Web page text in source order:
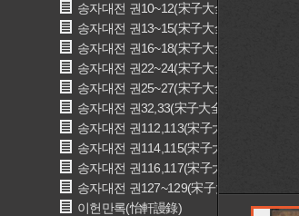
송자대전 권10~12(宋子大全 卷10~12)
송자대전 권13~15(宋子大全 卷13~15)
송자대전 권16~18(宋子大全 卷16~18)
송자대전 권22~24(宋子大全 卷22~24)
송자대전 권25~27(宋子大全 卷25~27)
송자대전 권32,33(宋子大全 卷32,33)
송자대전 권112,113(宋子大全 卷112,113)
송자대전 권114,115(宋子大全 卷114,115)
송자대전 권116,117(宋子大全 卷116,117)
송자대전 권127~129(宋子大全 卷127~129)
이헌만록(怡軒謾錄)